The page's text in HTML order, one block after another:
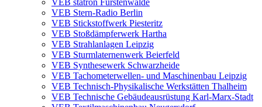
VEB statron Fürstenwalde
VEB Stern-Radio Berlin
VEB Stickstoffwerk Piesteritz
VEB Stoßdämpferwerk Hartha
VEB Strahlanlagen Leipzig
VEB Sturmlaternenwerk Beierfeld
VEB Synthesewerk Schwarzheide
VEB Tachometerwellen- und Maschinenbau Leipzig
VEB Technisch-Physikalische Werkstätten Thalheim
VEB Technische Gebäudeausrüstung Karl-Marx-Stadt